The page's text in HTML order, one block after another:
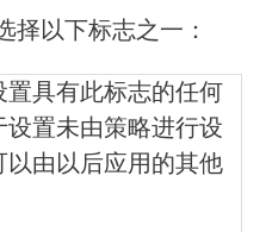
择以下标志之一：
置具有此标志的任何
设置未由策略进行设
以由以后应用的其他